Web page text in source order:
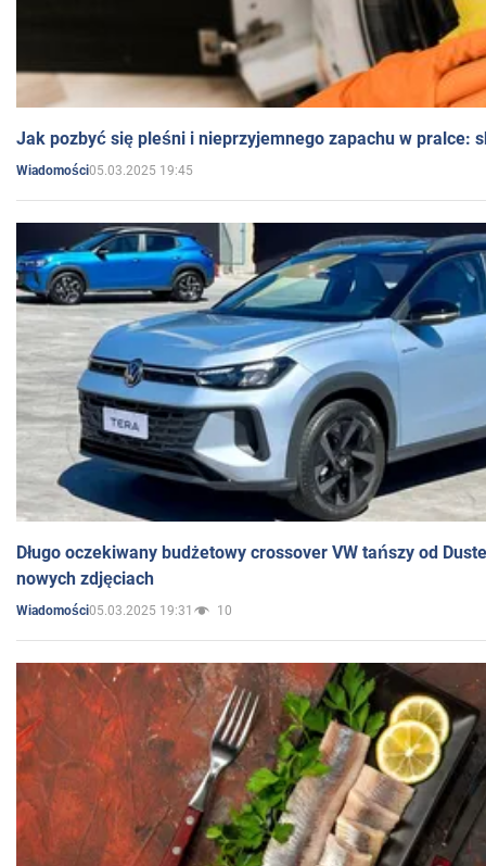
Jak pozbyć się pleśni i nieprzyjemnego zapachu w pralce:
Wiadomości05.03.2025 19:45
Długo oczekiwany budżetowy crossover VW tańszy od
nowych zdjęciach
Wiadomości05.03.2025 19:31 10